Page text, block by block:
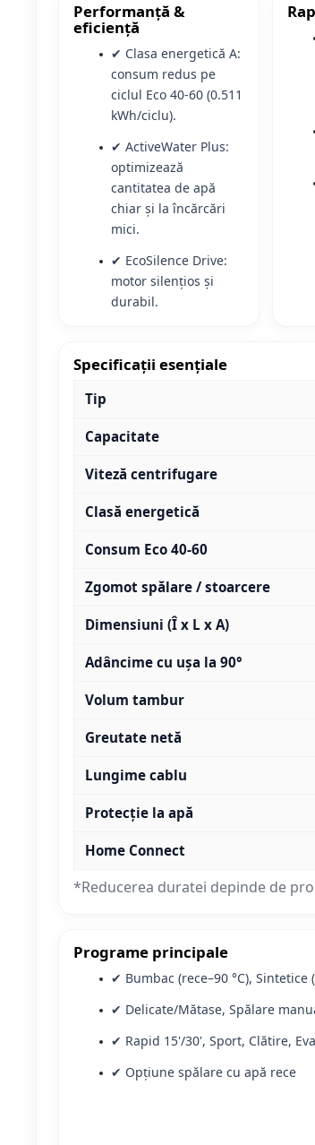
Performanță &
eficiență
✔ Clasa energetică A:
consum redus pe
ciclul Eco 40-60 (0.511
kWh/ciclu).
✔ ActiveWater Plus:
optimizează
cantitatea de apă
chiar și la încărcări
mici.
✔ EcoSilence Drive:
motor silențios și
durabil.
Specificații esențiale
Tip
Capacitate
Viteză centrifugare
Clasă energetică
Consum Eco 40-60
Zgomot spălare / stoarcere
Dimensiuni (Î x L x A)
Adâncime cu ușa la 90°
Volum tambur
Greutate netă
Lungime cablu
Protecție la apă
Home Connect
*Reducerea duratei depinde de
Programe principale
✔ Bumbac (rece–90 °C), Sintetice
✔ Delicate/Mătase, Spălare
✔ Rapid 15'/30', Sport, Clătire,
✔ Opțiune spălare cu apă rece